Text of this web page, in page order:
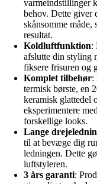
varmeindstillinger
behov. Dette giver
skånsomme måde,
resultat.
Koldluftfunktion:
afslutte din styling
fiksere frisuren og
Komplet tilbehør:
termisk børste, en
keramisk glattedel
eksperimentere
forskellige looks.
Lange
til at bevæge dig
ledningen. Dette
luftstyleren.
3 års garanti: